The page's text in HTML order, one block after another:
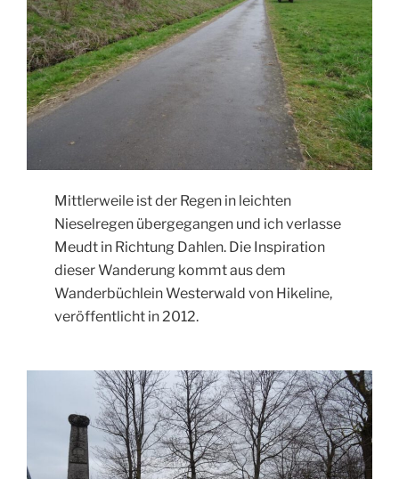
Mittlerweile ist der Regen in leichten
Nieselregen übergegangen und ich verlasse
Meudt in Richtung Dahlen. Die Inspiration
dieser Wanderung kommt aus dem
Wanderbüchlein Westerwald von Hikeline,
veröffentlicht in 2012.